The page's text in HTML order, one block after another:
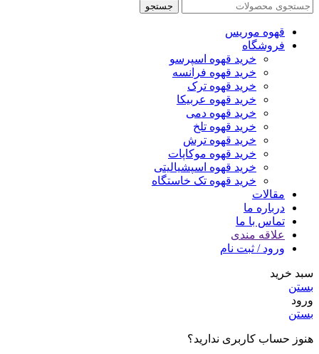
جستجو
قهوه موریس
فروشگاه
خرید قهوه اسپرسو
خرید قهوه فرانسه
خرید قهوه ترک
خرید قهوه عربیکا
خرید قهوه دمی
خرید قهوه تلخ
خرید قهوه ترش
خرید قهوه موکاپات
خرید قهوه اسپشیالیتی
خرید قهوه تک خاستگاه
مقالات
درباره ما
تماس با ما
علاقه مندی
ورود / ثبت نام
سبد خرید
بستن
ورود
بستن
هنوز حساب کاربری ندارید؟